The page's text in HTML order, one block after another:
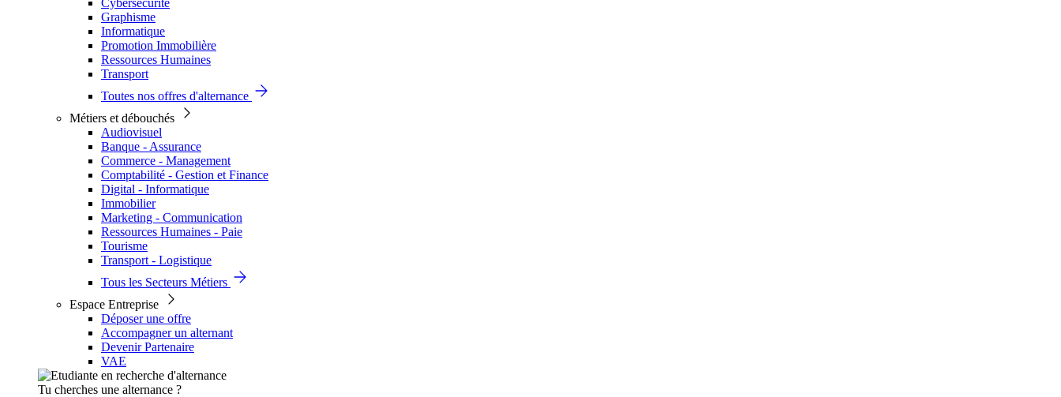
Cybersécurité
Graphisme
Informatique
Promotion Immobilière
Ressources Humaines
Transport
Toutes nos offres d'alternance
Métiers et débouchés
Audiovisuel
Banque - Assurance
Commerce - Management
Comptabilité - Gestion et Finance
Digital - Informatique
Immobilier
Marketing - Communication
Ressources Humaines - Paie
Tourisme
Transport - Logistique
Tous les Secteurs Métiers
Espace Entreprise
Déposer une offre
Accompagner un alternant
Devenir Partenaire
VAE
Tu cherches une alternance ?